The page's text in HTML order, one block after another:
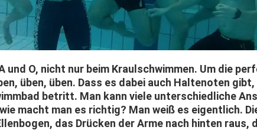
und O, nicht nur beim Kraulschwimmen. Um die
üben, üben. Dass es dabei auch Haltenoten
betritt. Man kann viele unterschiedliche
macht man es richtig? Man weiß es eigentlich.
das Drücken der Arme nach hinten raus,